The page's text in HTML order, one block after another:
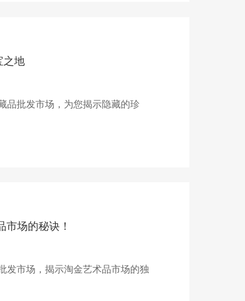
之地
品批发市场，为您揭示隐藏的珍
场的秘诀！
发市场，揭示淘金艺术品市场的独